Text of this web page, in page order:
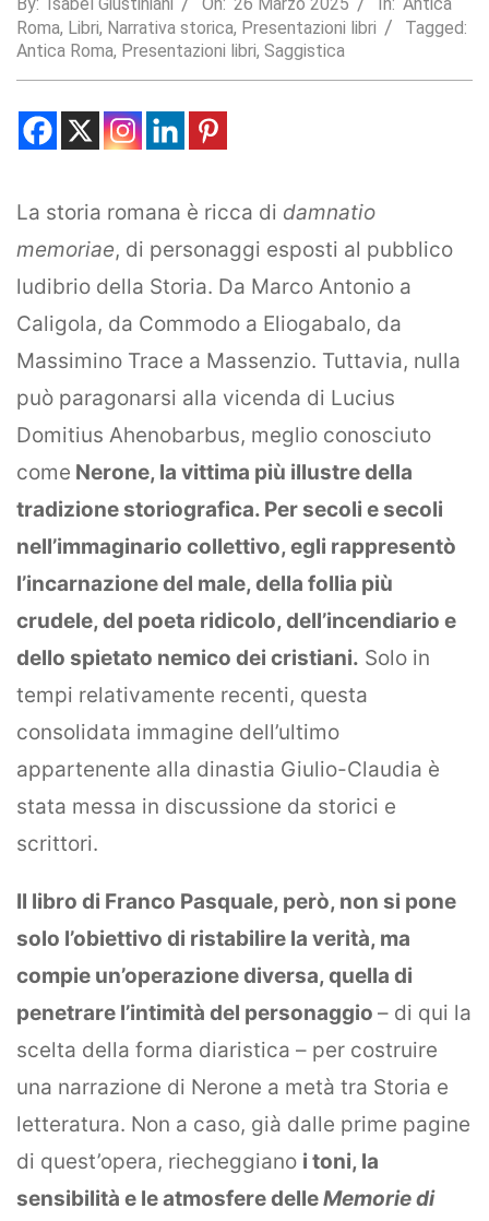
Roma, Libri, Narrativa storica, Presentazioni libri
Tagged:
Antica Roma, Presentazioni libri, Saggistica
La storia romana è ricca di damnatio
memoriae, di personaggi esposti al pubblico
ludibrio della Storia. Da Marco Antonio a
Caligola, da Commodo a Eliogabalo, da
Massimino Trace a Massenzio. Tuttavia, nulla
può paragonarsi alla vicenda di Lucius
Domitius Ahenobarbus, meglio conosciuto
come Nerone, la vittima più illustre della
tradizione storiografica. Per secoli e secoli
nell’immaginario collettivo, egli rappresentò
l’incarnazione del male, della follia più
crudele, del poeta ridicolo, dell’incendiario e
dello spietato nemico dei cristiani. Solo in
tempi relativamente recenti, questa
consolidata immagine dell’ultimo
appartenente alla dinastia Giulio-Claudia è
stata messa in discussione da storici e
scrittori.
Il libro di Franco Pasquale, però, non si pone
solo l’obiettivo di ristabilire la verità, ma
compie un’operazione diversa, quella di
penetrare l’intimità del personaggio – di qui la
scelta della forma diaristica – per costruire
una narrazione di Nerone a metà tra Storia e
letteratura. Non a caso, già dalle prime pagine
di quest’opera, riecheggiano i toni, la
sensibilità e le atmosfere delleMemorie di
Statistics
In order for
us to
website's
functionality
based on
how the
website is
used.
Experience
In order for
to perform
possible
during your
visit. If you
refuse these
some
will
from the
website.
Marketing
By sharing
your
interests
and
you visit our
increase the
chance of
seeing
personalized
content and
offers.